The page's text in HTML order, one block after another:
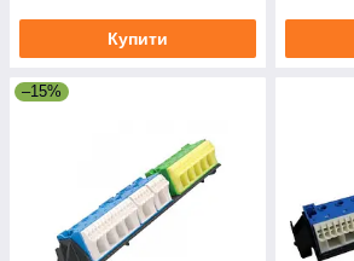
Купити
–15%